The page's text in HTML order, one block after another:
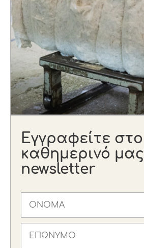
Εγγραφείτε στο
καθημερινό μας
newsletter